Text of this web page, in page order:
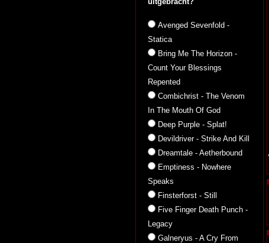
Avenged Sevenfold -
Statica
Bring Me The Horizon -
Count Your Blessings
Repented
Combichrist - The Venom
In The Mouth Of God
Deep Purple - Splat!
Devildriver - Strike And Kill
Dreamtale - Aetherbound
Emptiness - Nowhere
Speaks
Finsterforst - Still
Five Finger Death Punch -
Legacy
Galneryus - A Cry From